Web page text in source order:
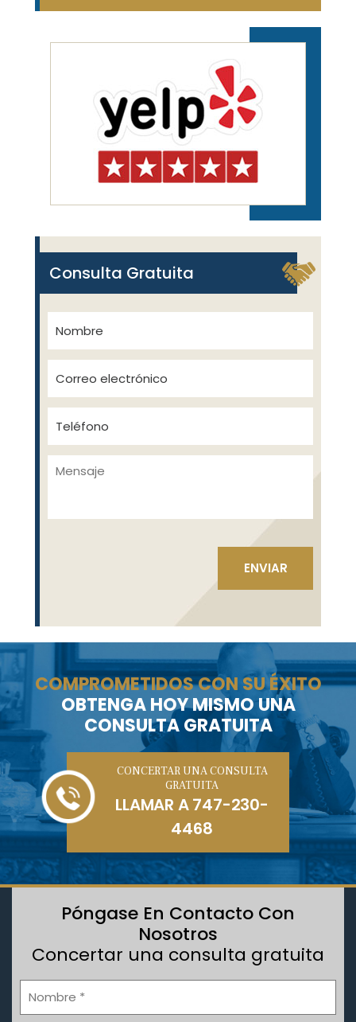
Consulta Gratuita
COMPROMETIDOS CON SU ÉXITO
OBTENGA HOY MISMO UNA
CONSULTA GRATUITA
CONCERTAR UNA CONSULTA
GRATUITA
LLAMAR A747-230-
4468
Póngase En Contacto Con
Nosotros
Concertar una consulta gratuita